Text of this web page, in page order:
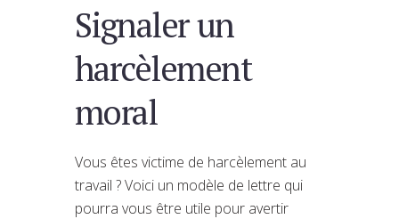
Signaler un
harcèlement
moral
Vous êtes victime de harcèlement au
travail ? Voici un modèle de lettre qui
pourra vous être utile pour avertir